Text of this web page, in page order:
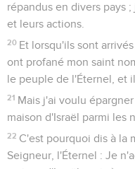
répandus en divers pays
et leurs actions.
20 Et lorsqu'ils sont
ont profané mon saint
le peuple de l'Éternel, et
21 Mais j'ai voulu
maison d'Israël parmi les
22 C'est pourquoi dis à la
Seigneur, l'Éternel : Je